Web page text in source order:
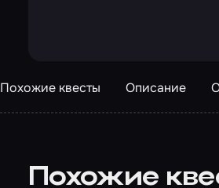
Похожие квесты Описание
Похожие